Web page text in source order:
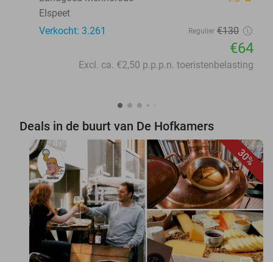
Elspeet
Verkocht: 3.261
Regulier €130
€64
Excl. ca. €2,50 p.p.p.n. toeristenbelasting
Deals in de buurt van De Hofkamers
30%